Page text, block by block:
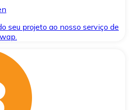
seu projeto ao nosso serviço de